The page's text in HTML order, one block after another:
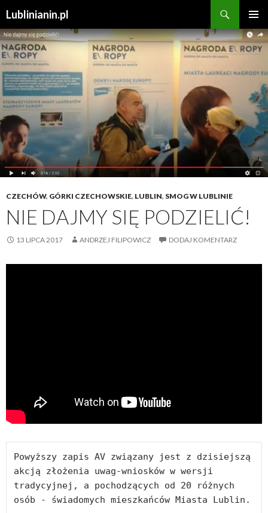
Lublinianin.pl
MENU
DO
TREŚCI
CZECHÓW, GÓRKI CZECHOWSKIE, LUBLIN, SMOG W LUBLINIE
NIE DAJMY SIĘ PODZIELIĆ!
13 LIPCA 2017 ANDRZEJ FILIPOWICZ DODAJ KOMENTARZ
Powyższy zapis AV związany jest z dzisiejszą
akcją złożenia uwag-wniosków w wersji
tradycyjnej, a pochodzących od 20 różnych
osób - świadomych mieszkańców Miasta Lublin.